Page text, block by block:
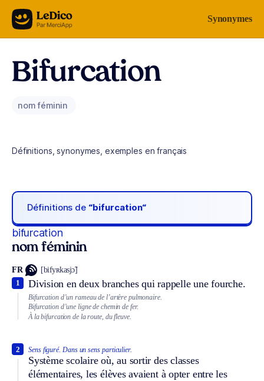
Aller au contenu Synonymes
Bifurcation
nom féminin
Définitions, synonymes, exemples en français
Définitions de “bifurcation“
bifurcation
nom féminin
FR [bifyʀkasjɔ̃]
Division en deux branches qui rappelle une fourche.
1
Bifurcation d’un rameau de l’artère pulmonaire.
Bifurcation d’une ligne de chemin de fer.
À la bifurcation de la route, du fleuve.
Sens figuré. Dans un sens particulier.
Système scolaire où, au sortir des classes
élémentaires, les élèves avaient à opter entre les
2